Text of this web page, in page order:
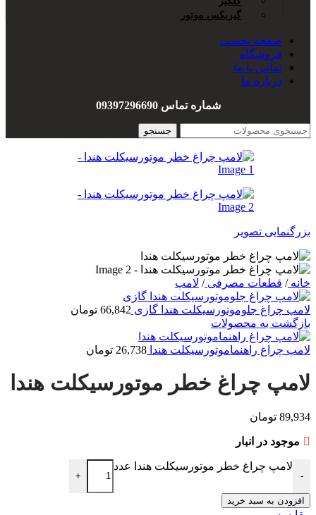
گیربکس موتور
سیم کشی
هندل
واشربندی
صفحه نخست
فروشگاه
تماس با ما
درباره ما
شماره تماس 09397296690
جستجو
بزرگنمایی تصویر
خانه/ قطعات مصرفی/ لامپ
لامپ چراغ جلوموتورسیکلت هندا گازی 66,842 تومان
بازگشت به محصولات
لامپ چراغ راهنماموتورسیکلت هندا 26,738 تومان
لامپ چراغ خطر موتورسیکلت هندا
89,934 تومان
موجود در انبار
-
لامپ چراغ خطر موتورسیکلت هندا عدد
+
افزودن به سبد خرید